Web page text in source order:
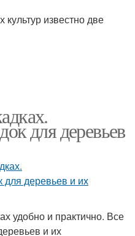
известно две
для деревьев
удобно и практично. Все
и их